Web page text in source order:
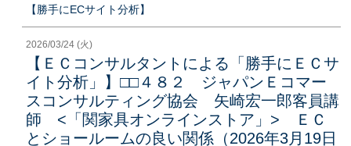
【勝手にECサイト分析】
2026/03/24 (火)
【ＥＣコンサルタントによる「勝手にＥＣサ
イト分析」】□□４８２ ジャパンＥコマー
スコンサルティング協会 矢崎宏一郎客員講
師 <「関家具オンラインストア」> ＥＣ
とショールームの良い関係（2026年3月19日